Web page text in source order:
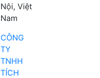
Nội, Việt
Nam
CÔNG
TY
TNHH
TÍCH